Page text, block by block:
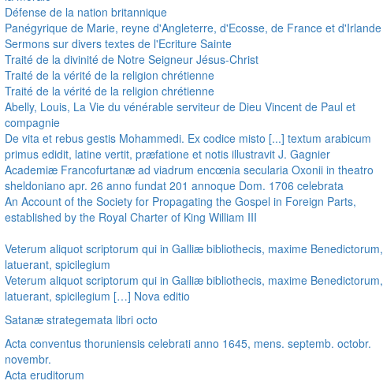
Défense de la nation britannique
Panégyrique de Marie, reyne d'Angleterre, d'Ecosse, de France et d'Irlande
Sermons sur divers textes de l'Ecriture Sainte
Traité de la divinité de Notre Seigneur Jésus-Christ
Traité de la vérité de la religion chrétienne
Traité de la vérité de la religion chrétienne
Abelly, Louis, La Vie du vénérable serviteur de Dieu Vincent de Paul et
compagnie
De vita et rebus gestis Mohammedi. Ex codice misto [...] textum arabicum
primus edidit, latine vertit, præfatione et notis illustravit J. Gagnier
Academiæ Francofurtanæ ad viadrum encœnia secularia Oxonii in theatro
sheldoniano apr. 26 anno fundat 201 annoque Dom. 1706 celebrata
An Account of the Society for Propagating the Gospel in Foreign Parts,
established by the Royal Charter of King William III
Veterum aliquot scriptorum qui in Galliæ bibliothecis, maxime Benedictorum,
latuerant, spicilegium
Veterum aliquot scriptorum qui in Galliæ bibliothecis, maxime Benedictorum,
latuerant, spicilegium […] Nova editio
Satanæ strategemata libri octo
Acta conventus thoruniensis celebrati anno 1645, mens. septemb. octobr.
novembr.
Acta eruditorum